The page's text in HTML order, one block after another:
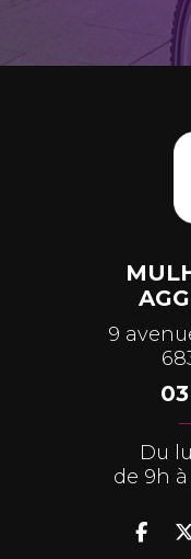
9
Du
de 9h à